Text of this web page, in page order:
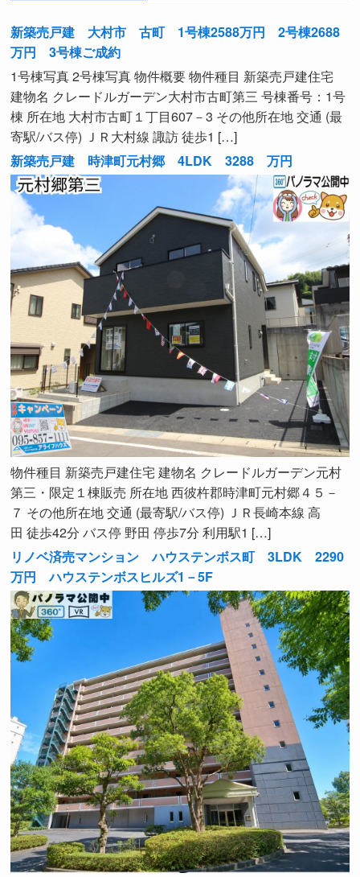
新築売戸建 大村市 古町 1号棟2588万円 2号棟2688
万円 3号棟ご成約
1号棟写真 2号棟写真 物件概要 物件種目 新築売戸建住宅
建物名 クレードルガーデン大村市古町第三 号棟番号：1号
棟 所在地 大村市古町１丁目607－3 その他所在地 交通 (最
寄駅/バス停) ＪＲ大村線 諏訪 徒歩1 […]
新築売戸建 時津町元村郷 4LDK 3288 万円
物件種目 新築売戸建住宅 建物名 クレードルガーデン元村
第三・限定１棟販売 所在地 西彼杵郡時津町元村郷４５－
７ その他所在地 交通 (最寄駅/バス停) ＪＲ長崎本線 高
田 徒歩42分 バス停 野田 停歩7分 利用駅1 […]
リノベ済売マンション ハウステンボス町 3LDK 2290
万円 ハウステンボスヒルズ1－5F